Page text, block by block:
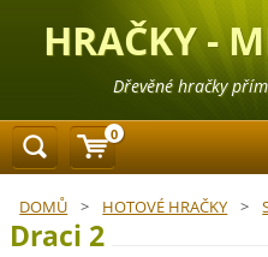
HRAČKY -
Dřevěné hračky
DOMŮ > HOTOVÉ HRAČKY >
Draci 2
0